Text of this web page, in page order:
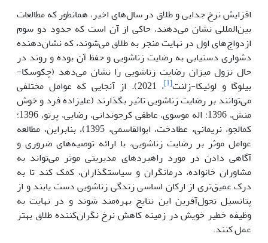
افزایش نرخ جدایی و طلاق در سال‌های اخیر، همانطور که مطالعات
بین‌المللی نشان می‌دهند، حاکی از آن است که حدود دو سوم
ازدواج‌های اول در نهایت منجر به طلاق می‌شوند، که نشان‌دهنده
دشواری دستیابی به رضایت زناشویی و حفظ آن بوده و روند در
حال نزول میزان رضایت زناشویی را نشان می‌دهد (چکوسکا-
بیلوگا و لوئیکا-زلنت[1]
، 2021). از آنجایی که عوامل مختلفی
می‌توانند بر رضایت زناشویی تاثیر بگذارند (علیزاده فرد و خوش
منش، 1396؛ اله موسوی، عاطفی کرجوندانی، رضایی، پرتو، 1396؛
کمالجو، نریمانی، عطادخت، ابوالقاسمی، 1395)، بنابراین، مطالعه
عوامل موثر بر رضایت زناشویی، با ارائه توصیه‌های ضروری و
آگاهی دادن در مورد راهبردهای مدیریتی موثر می‌تواند به
مشاوران خانواده، درمانگران و سیاستگذاران، کمک کند تا به
درک عمیق‌تری از ارکان اساسی زندگی زناشویی دست یابند و از
پتانسیل تحول‌آفرین این نتایج بهره‌مند شوند و در نهایت به
وظیفه خطیر خویش در زمینه کاهش نرخ نگران‌کننده طلاق بهتر
عمل کنند.